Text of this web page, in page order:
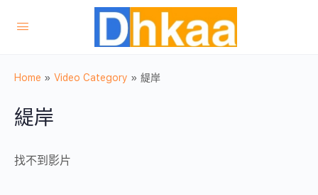
Home » Video Category » 緹岸
緹岸
找不到影片